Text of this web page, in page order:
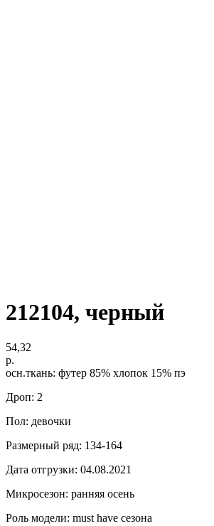
212104, черный
54,32
р.
осн.ткань: футер 85% хлопок 15% пэ
Дроп: 2
Пол: девочки
Размерный ряд: 134-164
Дата отгрузки: 04.08.2021
Микросезон: ранняя осень
Роль модели: must have сезона